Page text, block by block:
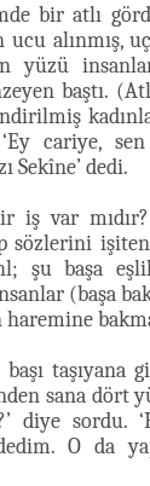
bir atlı
ucu alınmış,
yüzü
baştı.
cariye,
Sekîne’ dedi.
iş var
sözlerini
şu başa
(başa
taşıyana
sana dört
diye sordu.
O da